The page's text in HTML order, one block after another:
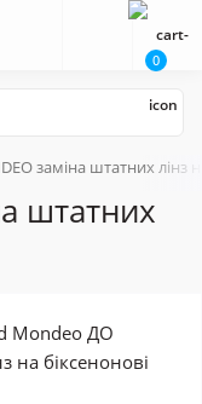
0
заміна штатних лінз
штатних